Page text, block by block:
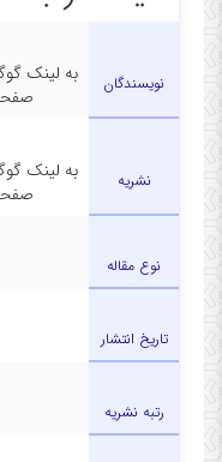
نویسندگان
به لینک
نشریه
به لینک
نوع مقاله
تاریخ انتشار
رتبه نشریه